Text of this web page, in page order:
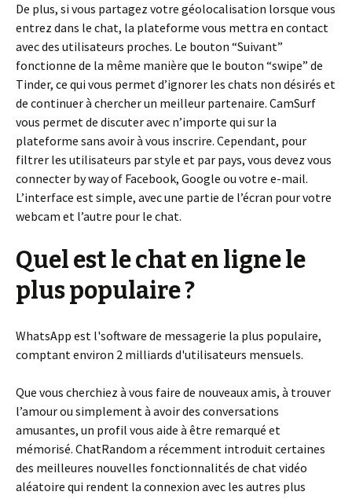
De plus, si vous partagez votre géolocalisation lorsque vous
entrez dans le chat, la plateforme vous mettra en contact
avec des utilisateurs proches. Le bouton “Suivant”
fonctionne de la même manière que le bouton “swipe” de
Tinder, ce qui vous permet d’ignorer les chats non désirés et
de continuer à chercher un meilleur partenaire. CamSurf
vous permet de discuter avec n’importe qui sur la
plateforme sans avoir à vous inscrire. Cependant, pour
filtrer les utilisateurs par style et par pays, vous devez vous
connecter by way of Facebook, Google ou votre e-mail.
L’interface est simple, avec une partie de l’écran pour votre
webcam et l’autre pour le chat.
Quel est le chat en ligne le
plus populaire ?
WhatsApp est l'software de messagerie la plus populaire,
comptant environ 2 milliards d'utilisateurs mensuels.
Que vous cherchiez à vous faire de nouveaux amis, à trouver
l’amour ou simplement à avoir des conversations
amusantes, un profil vous aide à être remarqué et
mémorisé. ChatRandom a récemment introduit certaines
des meilleures nouvelles fonctionnalités de chat vidéo
aléatoire qui rendent la connexion avec les autres plus